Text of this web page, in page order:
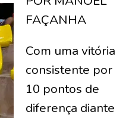
FAÇANHA
Com uma vitória
consistente por
10 pontos de
diferença diante